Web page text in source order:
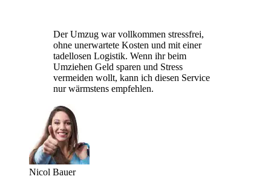
Der Umzug war vollkommen stressfrei,
ohne unerwartete Kosten und mit einer
tadellosen Logistik. Wenn ihr beim
Umziehen Geld sparen und Stress
vermeiden wollt, kann ich diesen Service
nur wärmstens empfehlen.
Nicol Bauer